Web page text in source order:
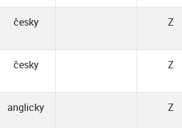
česky Z
česky Z
anglicky Z